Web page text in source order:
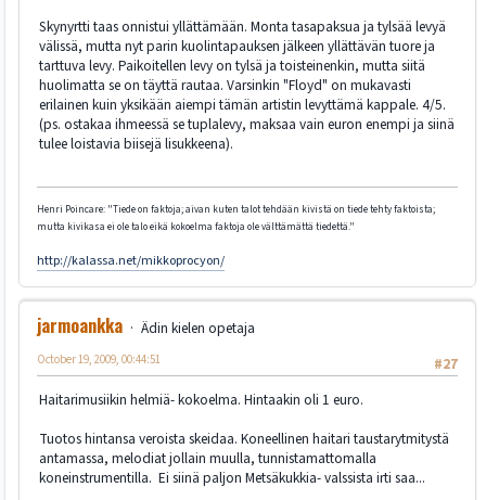
Skynyrtti taas onnistui yllättämään. Monta tasapaksua ja tylsää levyä
välissä, mutta nyt parin kuolintapauksen jälkeen yllättävän tuore ja
tarttuva levy. Paikoitellen levy on tylsä ja toisteinenkin, mutta siitä
huolimatta se on täyttä rautaa. Varsinkin "Floyd" on mukavasti
erilainen kuin yksikään aiempi tämän artistin levyttämä kappale. 4/5.
(ps. ostakaa ihmeessä se tuplalevy, maksaa vain euron enempi ja siinä
tulee loistavia biisejä lisukkeena).
Henri Poincare: "Tiede on faktoja; aivan kuten talot tehdään kivistä on tiede tehty faktoista;
mutta kivikasa ei ole talo eikä kokoelma faktoja ole välttämättä tiedettä."
http://kalassa.net/mikkoprocyon/
jarmoankka
Ädin kielen opetaja
#27
October 19, 2009, 00:44:51
Haitarimusiikin helmiä- kokoelma. Hintaakin oli 1 euro.
Tuotos hintansa veroista skeidaa. Koneellinen haitari taustarytmitystä
antamassa, melodiat jollain muulla, tunnistamattomalla
koneinstrumentilla. Ei siinä paljon Metsäkukkia- valssista irti saa...